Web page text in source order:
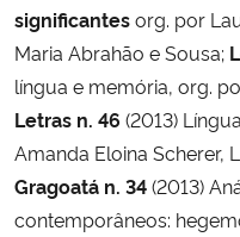
significantesorg. por
Maria Abrahão e Sousa;
língua e memória, org.
Letras n. 46 (2013)
Amanda Eloina Scherer,
Gragoatá n. 34(2013)
contemporâneos: